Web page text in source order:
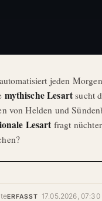
jeden
mythische Lesart sucht
von Helden und
Lesart fragt
ERFASST 17.05.2026, 07:30